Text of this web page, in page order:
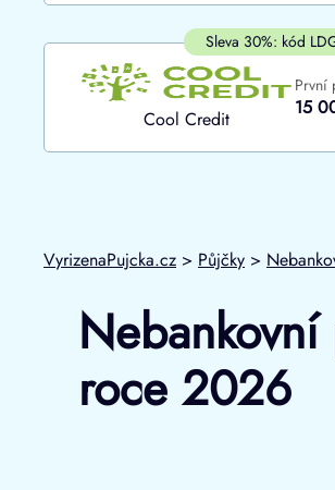
Sleva 30%: kód
Cool Credit
První
15
VyrizenaPujcka.cz > Půjčky >
roce 2026